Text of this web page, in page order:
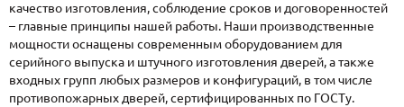
качество изготовления, соблюдение сроков и договоренностей
– главные принципы нашей работы. Наши производственные
мощности оснащены современным оборудованием для
серийного выпуска и штучного изготовления дверей, а также
входных групп любых размеров и конфигураций, в том числе
противопожарных дверей, сертифицированных по ГОСТу.